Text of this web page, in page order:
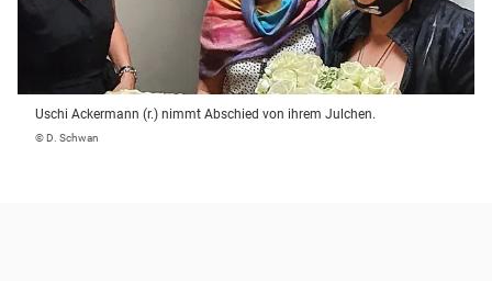
Uschi Ackermann (r.) nimmt Abschied von ihrem Julchen.
© D. Schwan